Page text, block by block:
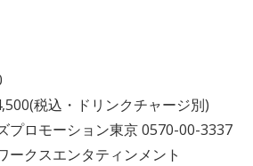
税込・ドリンクチャージ別)
ロモーション東京 0570-00-3337
クスエンタティンメント